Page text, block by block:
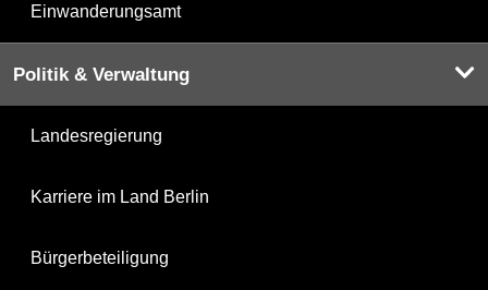
Einwanderungsamt
Politik & Verwaltung
Landesregierung
Karriere im Land Berlin
Bürgerbeteiligung